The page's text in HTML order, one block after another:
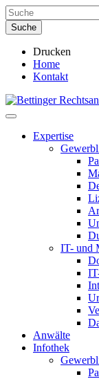
Drucken
Home
Kontakt
Expertise
IT- und
Anwälte
Infothek